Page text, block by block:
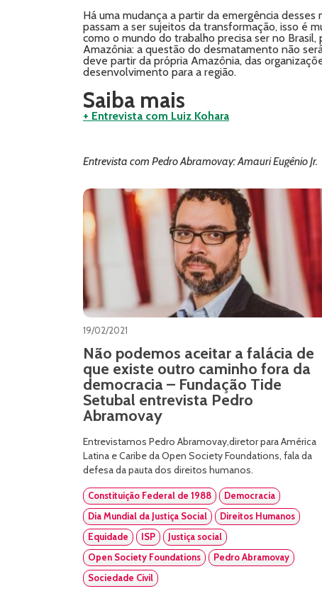
Há uma mudança a partir da emergência
passam a ser sujeitos da transformação, isso é
como o mundo do trabalho precisa ser no
Amazônia: a questão do desmatamento não
deve partir da própria Amazônia, das
desenvolvimento para a região.
Saiba mais
+ Entrevista com Luiz Kohara
Entrevista com Pedro Abramovay: Amauri Eugênio Jr.
19/02/2021
Não podemos aceitar a falácia de
que existe outro caminho fora da
democracia – Fundação Tide
Setubal entrevista Pedro
Abramovay
Entrevistamos Pedro Abramovay,diretor para América
Latina e Caribe da Open Society Foundations, fala da
defesa da pauta dos direitos humanos.
Constituição Federal de 1988
Democracia
Dia Mundial da Justiça Social
Direitos Humanos
Equidade
ISP
Justiça social
Open Society Foundations
Pedro Abramovay
Sociedade Civil